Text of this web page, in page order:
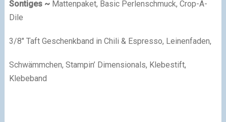
Sontiges ~Mattenpaket, Basic Perlenschmuck, Crop-A-
Dile
3/8″ Taft Geschenkband in Chili & Espresso, Leinenfaden,
Schwämmchen, Stampin’ Dimensionals, Klebestift,
Klebeband